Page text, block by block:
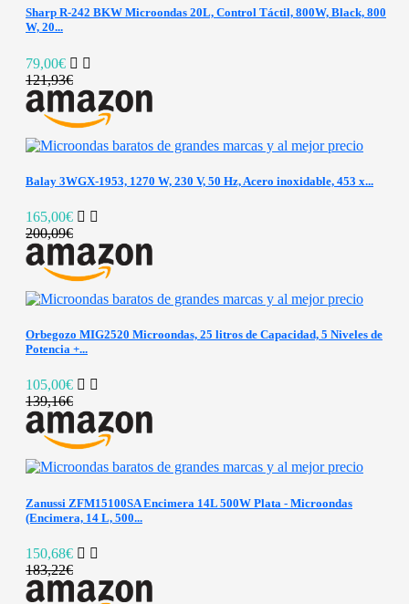
Sharp R-242 BKW Microondas 20L, Control Táctil, 800W, Black, 800
W, 20...
79,00€
121,93€
Balay 3WGX-1953, 1270 W, 230 V, 50 Hz, Acero inoxidable, 453 x...
165,00€
200,09€
Orbegozo MIG2520 Microondas, 25 litros de Capacidad, 5 Niveles de
Potencia +...
105,00€
139,16€
Zanussi ZFM15100SA Encimera 14L 500W Plata - Microondas
(Encimera, 14 L, 500...
150,68€
183,22€